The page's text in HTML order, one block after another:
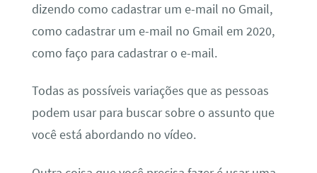
dizendo como cadastrar um e-mail no Gmail,
como cadastrar um e-mail no Gmail em 2020,
como faço para cadastrar o e-mail.
Todas as possíveis variações que as pessoas
podem usar para buscar sobre o assunto que
você está abordando no vídeo.